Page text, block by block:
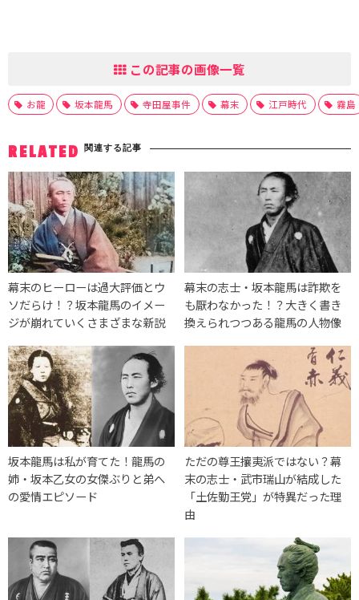
この記事の画像一覧
お龍 坂本龍馬 寺田屋事件 幕末 江戸時代 霧島
RELATED 関連する記事
幕末のヒーローは過大評価とウ
ソだらけ！？坂本龍馬のイメー
ジが崩れていくさまざまな新説
幕末の志士・坂本龍馬は詐欺を
も厭わなかった！？大きく書き
換えられつつある龍馬の人物像
坂本龍馬は私が育てた！龍馬の
姉・坂本乙女の女傑ぶりと弟へ
の愛情エピソード
ただの尊王攘夷派ではない？幕
末の志士・武市瑞山が結成した
「土佐勤王党」が特異だった理
由